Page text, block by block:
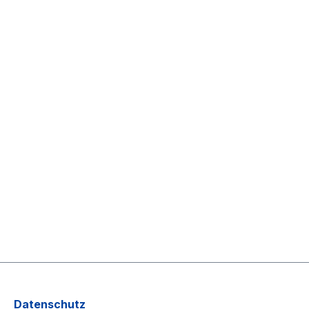
Datenschutz